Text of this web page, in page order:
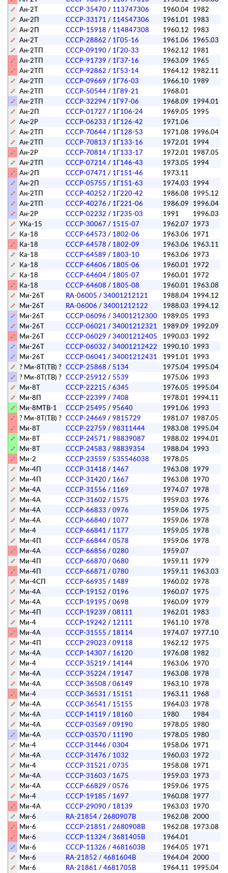
Ан-2Т
СССР-35470 / 113747306 1960.04 1982
Ан-2П
СССР-33171 / 114547306 1961.01
1983
Ан-2П
СССР-15918 / 114847308 1960.12
1983
Ан-2Т
СССР-28862 / 1Г05-16 1961.06
1965.03
Ан-2ТП
СССР-09190 / 1Г20-33 1962.12
1981
Ан-2ТП
СССР-91739 / 1Г37-16 1963.09
1965
Ан-2ТП
СССР-92862 / 1Г53-14 1964.12
1982.11
Ан-2ТП
СССР-09669 / 1Г76-03 1966.10 1989
Ан-2ТП
СССР-50544 / 1Г89-21
1968.01
Ан-2ТП
СССР-32294 / 1Г97-06 1968.09
1994.01
Ан-2П
СССР-01727 / 1Г106-24 1969.05
1995
Ан-2Р
СССР-06233 / 1Г126-42
1971.06
Ан-2ТП
СССР-70644 / 1Г128-53 1971.08
1996.04
Ан-2ТП
СССР-70813 / 1Г133-16 1972.01
1994
Ан-2Р
СССР-70814 / 1Г133-17 1972.01
1987.05
Ан-2ТП
СССР-07214 / 1Г146-43 1973.05
1994
Ан-2П
СССР-07471 / 1Г151-46
1973.11
Ан-2П
СССР-05755 / 1Г151-63 1974.03
1994
Ан-2ТП
СССР-40252 / 1Г220-42 1986.08
1995.12
Ан-2ТП
СССР-40276 / 1Г221-06 1986.09
1996.04
Ан-2Р
СССР-02232 / 1Г235-03 1991
1996.03
УКа-15
СССР-30067 / 1515-07 1962.07
1973
Ка-18
СССР-64573 / 1802-06 1963.06
1971
Ка-18
СССР-64578 / 1802-09 1963.06
1963.11
Ка-18
СССР-64589 / 1803-10 1963.06
1973
Ка-18
СССР-64606 / 1805-06 1960.01
1972
Ка-18
СССР-64604 / 1805-07 1960.01
1972
Ка-18
СССР-64608 / 1805-08 1960.01
1963.08
Ми-26Т
RA-06005 /34001212121 1988.04 1994.12
Ми-26Т
RA-06006 /34001212122 1988.03
1994.12
Ми-26Т
СССР-06096 /34001212300 1989.05
1993
Ми-26Т
СССР-06021 /34001212321 1989.09
1992.09
Ми-26Т
СССР-06029 /34001212405 1990.03
1992
Ми-26Т
СССР-06032 /34001212422 1990.10 1993
Ми-26Т
СССР-06041 /34001212431 1991.01
1993
? Ми-8Т(ТВ) ? СССР-25868 / 5134 1975.04 1995.04
? Ми-8Т(ТВ) ? СССР-25912 / 5539 1975.06
1993
Ми-8Т
СССР-22215 /6345 1976.05
1995.04
Ми-8П
СССР-22399 /7408 1978.01
1994.11
Ми-8МТВ-1
СССР-25495 /95640 1991.06
1993
? Ми-8Т(ТВ) ? СССР-24669 /9815729 1981.07
1987.05
Ми-8Т
СССР-22759 /98311444 1983.08
1995.04
Ми-8Т
СССР-24571 /98839087 1988.02
1994.01
Ми-8Т
СССР-24583 /98839354 1988.04 1993
Ми-2
СССР-23559 / 535546038 1978.05
Ми-4П
СССР-31418 / 1467 1963.08
1979
Ми-4П
СССР-31420 / 1667 1963.08
1970
Ми-4А
СССР-31556 / 1169 1974.07
1978
Ми-4А
СССР-31602 / 1575 1959.03
1976
Ми-4А
СССР-66833 /0976 1959.06
1975
Ми-4А
СССР-66840 / 1077 1959.06
1978
Ми-4
СССР-66841 / 1177 1959.05
1978
Ми-4П
СССР-66844 /0578 1959.06
1978
Ми-4А
СССР-66856 /0280 1959.07
Ми-4П
СССР-66870 /0680 1959.11
1979
Ми-4П
СССР-66871 /0780 1959.11
1963.03
Ми-4СП
СССР-66935 / 1489 1960.02
1978
Ми-4А
СССР-19152 /0196 1960.07
1975
Ми-4А
СССР-19195 /0698 1960.09
1979
Ми-4П
СССР-19239 /08111 1962.01
1983
Ми-4
СССР-19242 / 12111 1961.10 1978
Ми-4А
СССР-31555 / 18114 1974.07
1977.10
Ми-4П
СССР-29023 /09118 1962.12
1975
Ми-4А
СССР-14307 / 16120 1976.08
1982
Ми-4
СССР-35219 / 14144 1963.06
1970
Ми-4А
СССР-35224 / 19147 1963.08
1978
Ми-4А
СССР-36508 /06149 1963.10 1978
Ми-4
СССР-36531 / 15151 1963.11
1968
Ми-4А
СССР-36541 / 15155 1964.03
1978
Ми-4А
СССР-14119 / 18160 1980
1984
Ми-4А
СССР-03569 /09190 1978.05
1980
Ми-4А
СССР-03570 / 11190 1978.05
1980
Ми-4
СССР-31446 /0304 1958.06
1971
Ми-4А
СССР-31476 / 1032 1960.03
1972
Ми-4
СССР-31521 /0735 1958.08
1971
Ми-4А
СССР-31603 / 1675 1959.03
1973
Ми-4А
СССР-66829 /0576 1959.06
1975
Ми-4
СССР-19185 / 1697 1960.08
1977
Ми-4А
СССР-29090 / 18139 1963.03
1970
Ми-6
RA-21854 /2680907В 1962.08 2000
Ми-6
СССР-21851 /2680908В 1962.08
1973.08
Ми-6
СССР-11324 /3681405В
1964.01
Ми-6
СССР-11326 /4681603В 1964.05
1971
Ми-6
RA-21852 /4681604В 1964.04 2000
Ми-6
RA-21861 /4681705В 1964.11
1995.04